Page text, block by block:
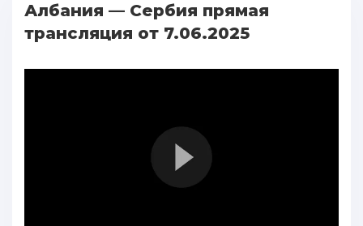
Албания — Сербия прямая
трансляция от 7.06.2025